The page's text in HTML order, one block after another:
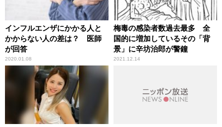
インフルエンザにかかる人と
かからない人の差は？ 医師
が回答
2020.01.08
梅毒の感染者数過去最多 全
国的に増加しているその「背
景」に辛坊治郎が警鐘
2021.12.14